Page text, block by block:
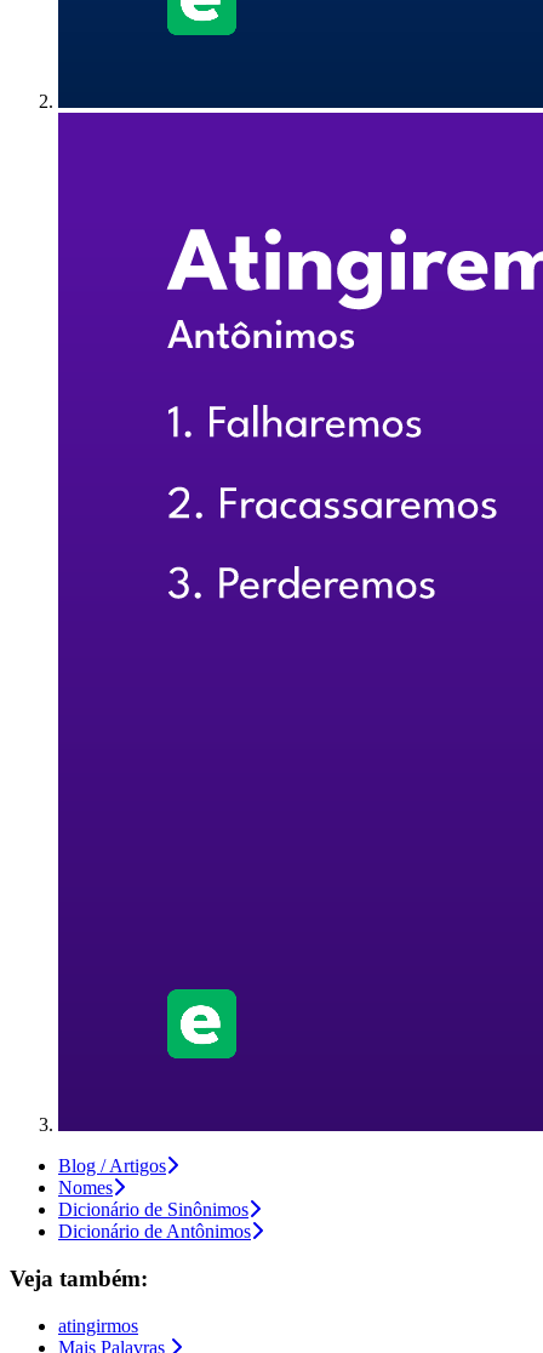
Blog / Artigos
Nomes
Dicionário de Sinônimos
Dicionário de Antônimos
Veja também:
atingirmos
Mais Palavras